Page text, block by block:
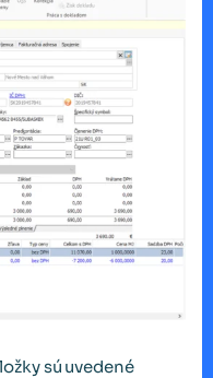
sú uvedené